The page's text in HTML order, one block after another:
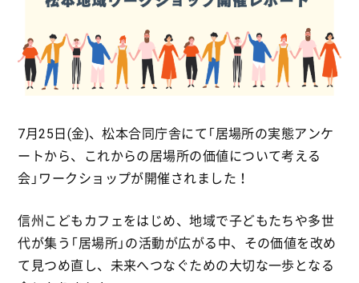
7月25日(金)、松本合同庁舎にて「居場所の実態アンケ
ートから、これからの居場所の価値について考える
会」ワークショップが開催されました！
信州こどもカフェをはじめ、地域で子どもたちや多世
代が集う「居場所」の活動が広がる中、その価値を改め
て見つめ直し、未来へつなぐための大切な一歩となる